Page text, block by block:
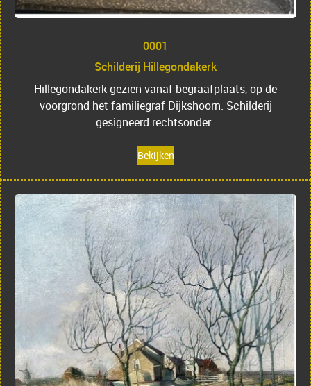
0001
Schilderij Hillegondakerk
Hillegondakerk gezien vanaf begraafplaats, op de
voorgrond het familiegraf Dijkshoorn. Schilderij
gesigneerd rechtsonder.
Bekijken